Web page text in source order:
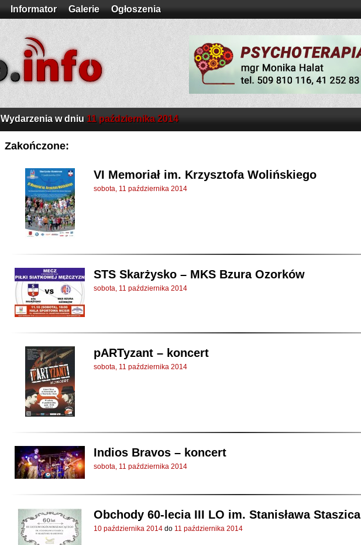
Informator Galerie Ogłoszenia
Wydarzenia w dniu 11 października 2014
Zakończone:
VI Memoriał im. Krzysztofa Wolińskiego
sobota, 11 października 2014
STS Skarżysko – MKS Bzura Ozorków
sobota, 11 października 2014
pARTyzant – koncert
sobota, 11 października 2014
Indios Bravos – koncert
sobota, 11 października 2014
Obchody 60-lecia III LO im. Stanisława Staszica
10 października 2014 do 11 października 2014